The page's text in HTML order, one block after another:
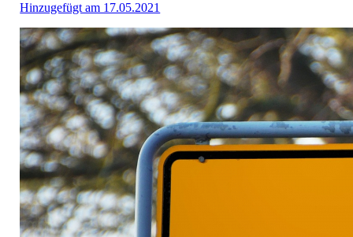
Hinzugefügt am 17.05.2021